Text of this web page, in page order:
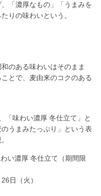
「濃厚なもの」「うまみを
りの味わいという。
のある味わいはそのまま
とで、麦由来のコクのある
「味わい濃厚 冬仕立て」と
うまみたっぷり」という表
冬仕立て（期間限
（火）